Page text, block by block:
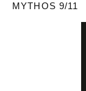
MYTHOS 9/11